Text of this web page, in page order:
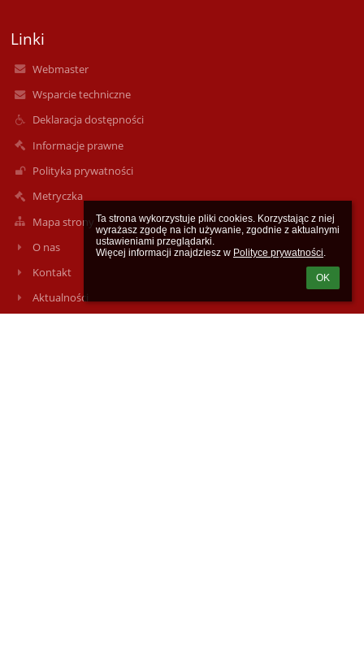
Ta strona wykorzystuje pliki cookies. Korzystając z niej
wyrażasz zgodę na ich używanie, zgodnie z aktualnymi
ustawieniami przeglądarki.
Więcej informacji znajdziesz w Polityce prywatności.
OK
Linki
Webmaster
Wsparcie techniczne
Deklaracja dostępności
Informacje prawne
Polityka prywatności
Metryczka
Mapa strony
O nas
Kontakt
Aktualności